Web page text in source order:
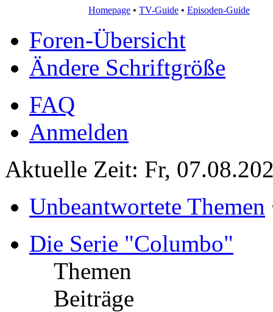
Homepage • TV-Guide • Episoden-Guide
Foren-Übersicht
Ändere Schriftgröße
FAQ
Anmelden
Aktuelle Zeit: Fr,
Unbeantwortete Themen
Die Serie "Columbo"
Themen
Beiträge